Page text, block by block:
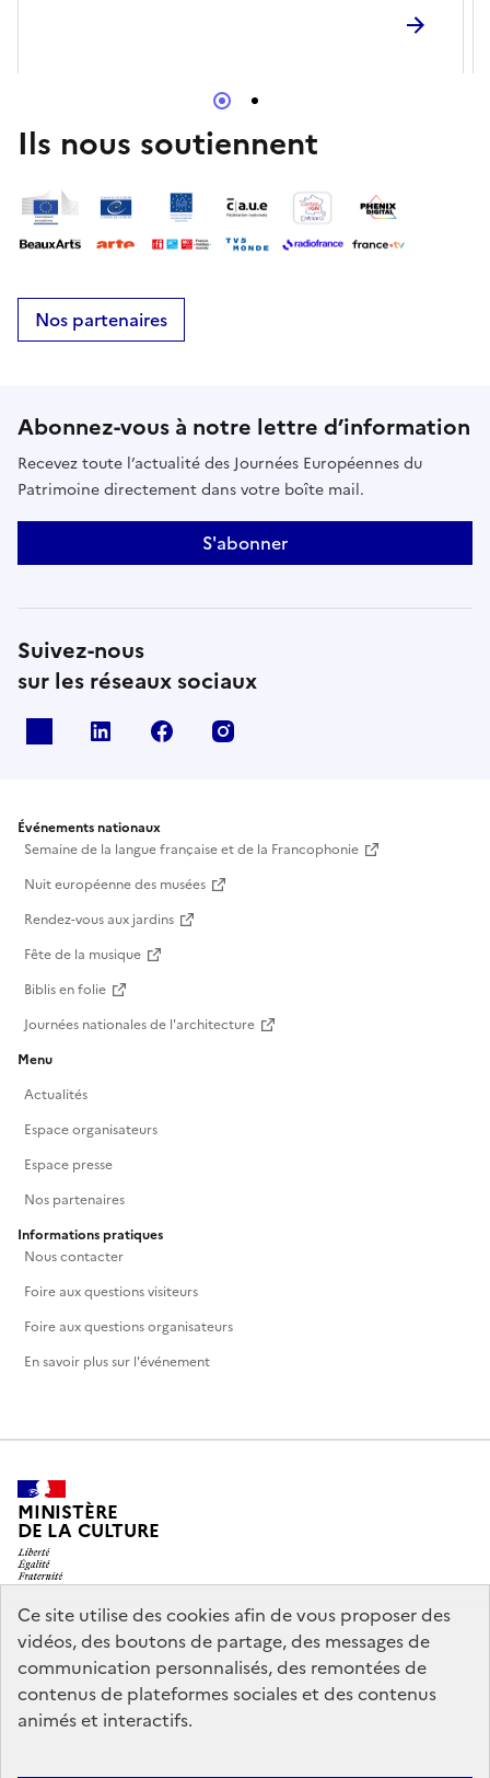
Ce site utilise des cookies afin de vous proposer des
vidéos, des boutons de partage, des messages de
communication personnalisés, des remontées de
contenus de plateformes sociales et des contenus
animés et interactifs.
Ils nous soutiennent
Nos partenaires
Abonnez-vous à notre lettre d’information
Recevez toute l’actualité des Journées Européennes du
Patrimoine directement dans votre boîte mail.
S'abonner
Suivez-nous
sur les réseaux sociaux
Linkedin Facebook
Événements nationaux
Semaine de la langue française et de la Francophonie
Nuit européenne des musées
Rendez-vous aux jardins
Fête de la musique
Biblis en folie
Journées nationales de l'architecture
Menu
Actualités
Espace organisateurs
Espace presse
Nos partenaires
Informations pratiques
Nous contacter
Foire aux questions visiteurs
Foire aux questions organisateurs
En savoir plus sur l'événement
MINISTÈRE
DE LA CULTURE
legifrance.gouv.fr
info.gouv.fr
service-public.gouv.fr
data.gouv.fr